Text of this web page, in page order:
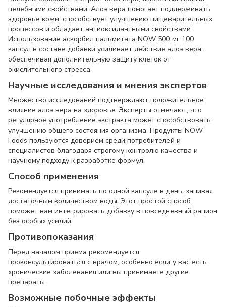
целебными свойствами. Алоэ вера помогает поддерживать
здоровье кожи, способствует улучшению пищеварительных
процессов и обладает антиоксидантными свойствами.
Использование аскорбил пальмитата NOW 500 мг 100
капсул в составе добавки усиливает действие алоэ вера,
обеспечивая дополнительную защиту клеток от
окислительного стресса.
Научные исследования и мнения экспертов
Множество исследований подтверждают положительное
влияние алоэ вера на здоровье. Эксперты отмечают, что
регулярное употребление экстракта может способствовать
улучшению общего состояния организма. Продукты NOW
Foods пользуются доверием среди потребителей и
специалистов благодаря строгому контролю качества и
научному подходу к разработке формул.
Способ применения
Рекомендуется принимать по одной капсуле в день, запивая
достаточным количеством воды. Этот простой способ
поможет вам интегрировать добавку в повседневный рацион
без особых усилий.
Противопоказания
Перед началом приема рекомендуется
проконсультироваться с врачом, особенно если у вас есть
хронические заболевания или вы принимаете другие
препараты.
Возможные побочные эффекты